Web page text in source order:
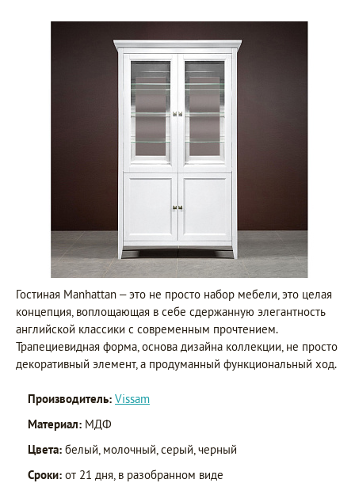
Гостиная Manhattan – это не просто набор мебели, это целая
концепция, воплощающая в себе сдержанную элегантность
английской классики с современным прочтением.
Трапециевидная форма, основа дизайна коллекции, не просто
декоративный элемент, а продуманный функциональный ход.
Производитель: Vissam
Материал: МДФ
Цвета: белый, молочный, серый, черный
Сроки: от 21 дня, в разобранном виде